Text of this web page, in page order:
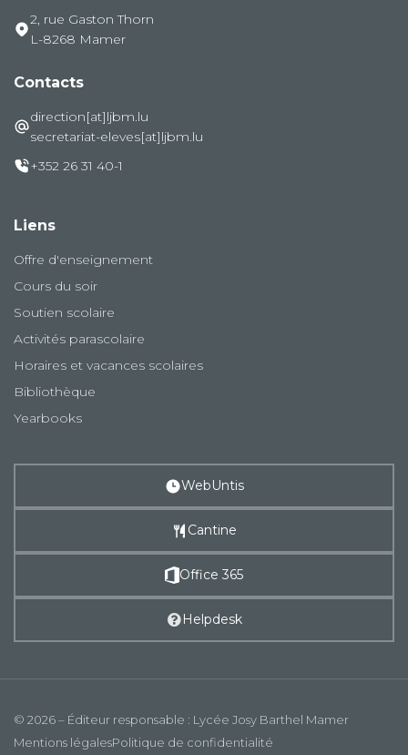
2, rue Gaston Thorn
L-8268 Mamer
Contacts
direction[at]ljbm.lu
secretariat-eleves[at]ljbm.lu
+352 26 31 40-1
Liens
Offre d'enseignement
Cours du soir
Soutien scolaire
Activités parascolaire
Horaires et vacances scolaires
Bibliothèque
Yearbooks
WebUntis
Cantine
Office 365
Helpdesk
© 2026 – Éditeur responsable : Lycée Josy Barthel Mamer
Mentions légalesPolitique de confidentialité